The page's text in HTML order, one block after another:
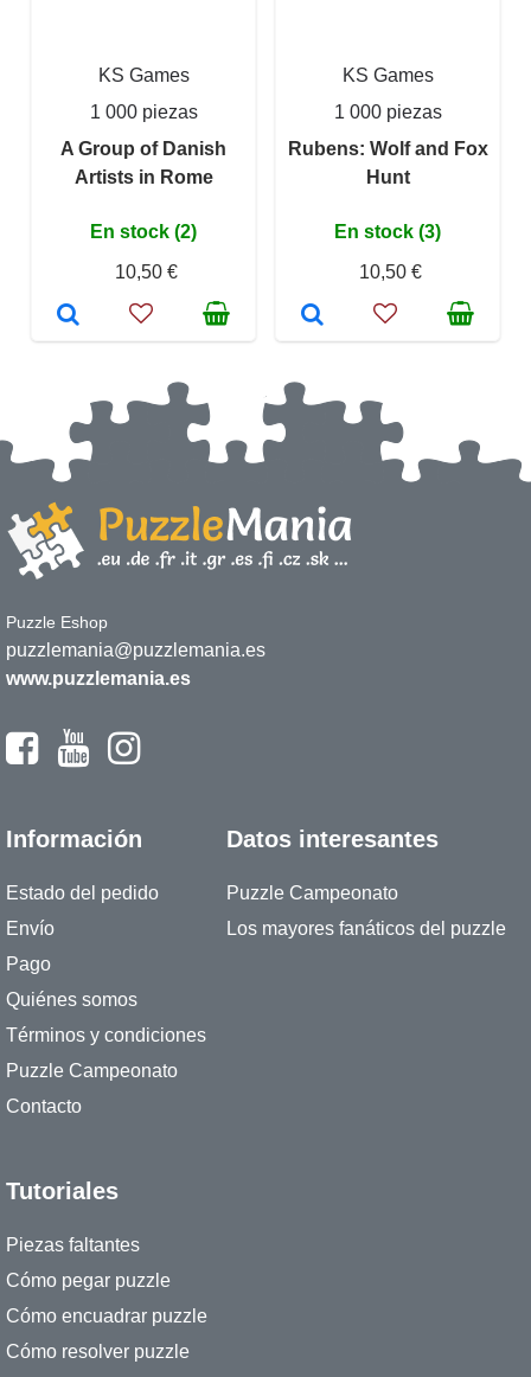
KS Games
1 000 piezas
A Group of Danish
Artists in Rome
En stock (2)
10,50 €
KS Games
1 000 piezas
Rubens: Wolf and Fox
Hunt
En stock (3)
10,50 €
Puzzle Eshop
puzzlemania@puzzlemania.es
www.puzzlemania.es
Información
Estado del pedido
Envío
Pago
Quiénes somos
Términos y condiciones
Puzzle Campeonato
Contacto
Datos interesantes
Puzzle Campeonato
Los mayores fanáticos del puzzle
Tutoriales
Piezas faltantes
Cómo pegar puzzle
Cómo encuadrar puzzle
Cómo resolver puzzle